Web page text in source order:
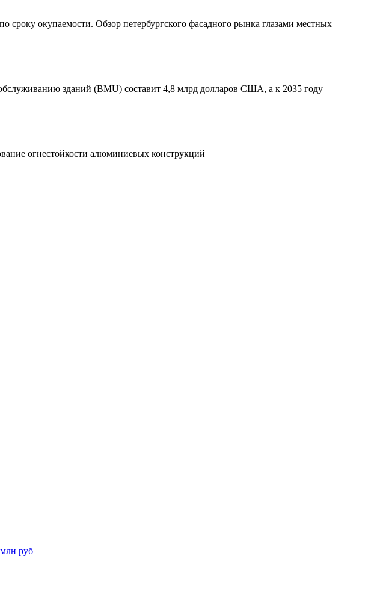
сроку окупаемости. Обзор петербургского фасадного рынка глазами местных
зданий (BMU) составит 4,8 млрд долларов США, а к 2035 году
огнестойкости алюминиевых конструкций
руб